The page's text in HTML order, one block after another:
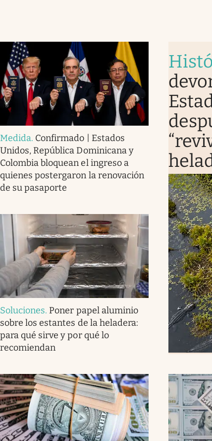
Medida. Confirmado | Estados
Unidos, República Dominicana y
Colombia bloquean el ingreso a
quienes postergaron la renovación
de su pasaporte
Soluciones. Poner papel aluminio
sobre los estantes de la heladera:
para qué sirve y por qué lo
recomiendan